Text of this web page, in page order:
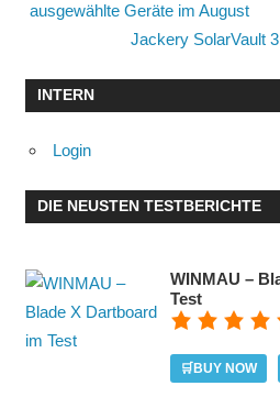
ausgewählte Geräte im August
Jackery SolarVault
INTERN
Login
DIE NEUSTEN TESTBERICHTE
WINMAU –
Test
🛒BUY NOW